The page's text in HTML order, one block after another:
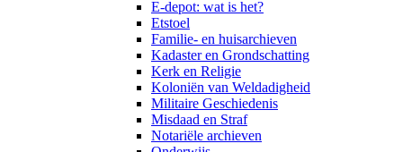
E-depot: wat is het?
Etstoel
Familie- en huisarchieven
Kadaster en Grondschatting
Kerk en Religie
Koloniën van Weldadigheid
Militaire Geschiedenis
Misdaad en Straf
Notariële archieven